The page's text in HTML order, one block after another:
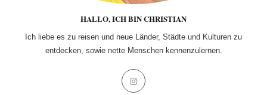
HALLO, ICH BIN CHRISTIAN
Ich liebe es zu reisen und neue Länder, Städte und Kulturen zu
entdecken, sowie nette Menschen kennenzulernen.
Opens